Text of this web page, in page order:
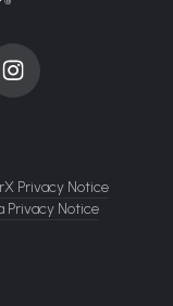
Privacy Notice
Privacy Notice